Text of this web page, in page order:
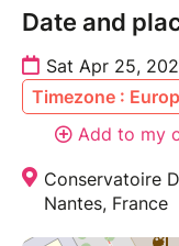
Date and
Sat Apr 25,
Timezone :
Add to my
Conservatoire
Nantes, France